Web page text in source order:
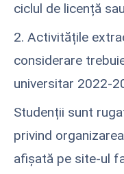
ciclul de licență
2. Activitățile
considerare
universitar 2022-
Studenții sunt
privind
afișată pe site-ul